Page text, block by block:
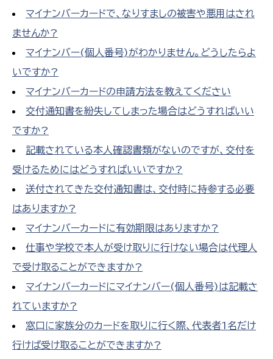
マイナンバーカードで、なりすましの被害や悪用はされ
ませんか?
マイナンバー(個人番号)がわかりません。どうしたらよ
いですか?
マイナンバーカードの申請方法を教えてください
交付通知書を紛失してしまった場合はどうすればいい
ですか?
記載されている本人確認書類がないのですが、交付を
受けるためにはどうすればいいですか?
送付されてきた交付通知書は、交付時に持参する必要
はありますか?
マイナンバーカードに有効期限はありますか?
仕事や学校で本人が受け取りに行けない場合は代理人
で受け取ることができますか?
マイナンバーカードにマイナンバー(個人番号)は記載さ
れていますか?
窓口に家族分のカードを取りに行く際、代表者1名だけ
行けば受け取ることができますか?